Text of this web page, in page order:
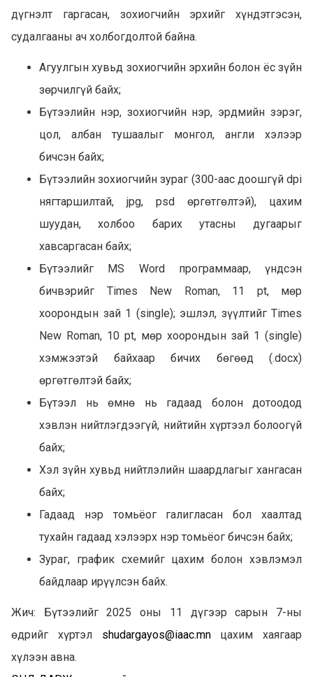
дүгнэлт гаргасан, зохиогчийн эрхийг хүндэтгэсэн,
судалгааны ач холбогдолтой байна.
Агуулгын хувьд зохиогчийн эрхийн болон ёс зүйн
зөрчилгүй байх;
Бүтээлийн нэр, зохиогчийн нэр, эрдмийн зэрэг,
цол, албан тушаалыг монгол, англи хэлээр
бичсэн байх;
Бүтээлийн зохиогчийн зураг (300-аас доошгүй dpi
нягтаршилтай, jpg, psd өргөтгөлтэй), цахим
шуудан, холбоо барих утасны дугаарыг
хавсаргасан байх;
Бүтээлийг MS Word программаар, үндсэн
бичвэрийг Times New Roman, 11 pt, мөр
хоорондын зай 1 (single); эшлэл, зүүлтийг Times
New Roman, 10 pt, мөр хоорондын зай 1 (single)
хэмжээтэй байхаар бичих бөгөөд (.docx)
өргөтгөлтэй байх;
Бүтээл нь өмнө нь гадаад болон дотоодод
хэвлэн нийтлэгдээгүй, нийтийн хүртээл болоогүй
байх;
Хэл зүйн хувьд нийтлэлийн шаардлагыг хангасан
байх;
Гадаад нэр томьёог галигласан бол хаалтад
тухайн гадаад хэлээрх нэр томьёог бичсэн байх;
Зураг, график схемийг цахим болон хэвлэмэл
байдлаар ирүүлсэн байх.
Жич: Бүтээлийг 2025 оны 11 дүгээр сарын 7-ны
өдрийг хүртэл shudargayos@iaac.mnцахим хаягаар
хүлээн авна.